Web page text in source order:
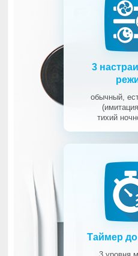
3
обычный,
тихий
Таймер